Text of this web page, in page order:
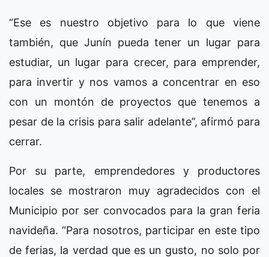
“Ese es nuestro objetivo para lo que viene
también, que Junín pueda tener un lugar para
estudiar, un lugar para crecer, para emprender,
para invertir y nos vamos a concentrar en eso
con un montón de proyectos que tenemos a
pesar de la crisis para salir adelante”, afirmó para
cerrar.
Por su parte, emprendedores y productores
locales se mostraron muy agradecidos con el
Municipio por ser convocados para la gran feria
navideña. “Para nosotros, participar en este tipo
de ferias, la verdad que es un gusto, no solo por